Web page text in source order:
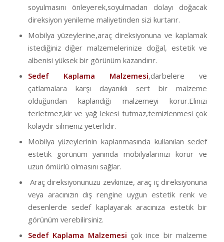
soyulmasını önleyerek,soyulmadan dolayı doğacak
direksiyon yenileme maliyetinden sizi kurtarır.
Mobilya yüzeylerine,araç direksiyonuna ve kaplamak
istediğiniz diğer malzemelerinize doğal, estetik ve
albenisi yüksek bir görünüm kazandırır.
Sedef Kaplama Malzemesi,darbelere ve
çatlamalara karşı dayanıklı sert bir malzeme
olduğundan kaplandığı malzemeyi korur.Elinizi
terletmez,kir ve yağ lekesi tutmaz,temizlenmesi çok
kolaydır silmeniz yeterlidir.
Mobilya yüzeylerinin kaplanmasında kullanılan sedef
estetik görünüm yanında mobilyalarınızı korur ve
uzun ömürlü olmasını sağlar.
Araç direksiyonunuzu zevkinize, araç iç direksiyonuna
veya aracınızın dış rengine uygun estetik renk ve
desenlerde sedef kaplayarak aracınıza estetik bir
görünüm verebilirsiniz.
Sedef Kaplama Malzemesi çok ince bir malzeme